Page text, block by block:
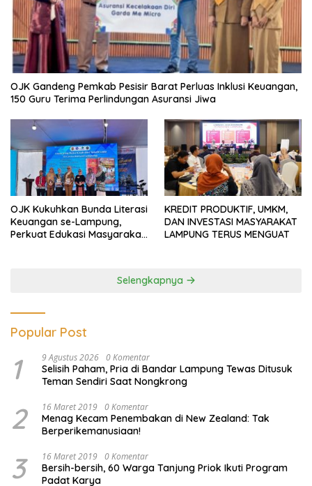
OJK Gandeng Pemkab Pesisir Barat Perluas Inklusi Keuangan,
150 Guru Terima Perlindungan Asuransi Jiwa
OJK Kukuhkan Bunda Literasi
Keuangan se-Lampung,
Perkuat Edukasi Masyarakat
KREDIT PRODUKTIF, UMKM,
DAN INVESTASI MASYARAKAT
LAMPUNG TERUS MENGUAT
Selengkapnya
Popular Post
1 9 Agustus 2026 0 Komentar
Selisih Paham, Pria di Bandar Lampung Tewas Ditusuk
Teman Sendiri Saat Nongkrong
2 16 Maret 2019 0 Komentar
Menag Kecam Penembakan di New Zealand: Tak
Berperikemanusiaan!
3 16 Maret 2019 0 Komentar
Bersih-bersih, 60 Warga Tanjung Priok Ikuti Program
Padat Karya